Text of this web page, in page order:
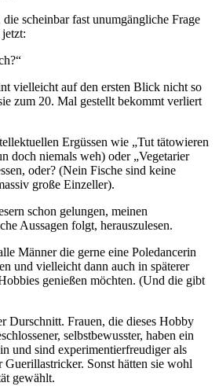
scheinbar fast unumgängliche Frage
vielleicht auf den ersten Blick nicht so
zum 20. Mal gestellt bekommt verliert
Ergüssen wie „Tut tätowieren
doch niemals weh) oder „Vegetarier
oder? (Nein Fische sind keine
große Einzeller).
schon gelungen, meinen
Aussagen folgt, herauszulesen.
Männer die gerne eine Poledancerin
und vielleicht dann auch in späterer
genießen möchten. (Und die gibt
Durschnitt. Frauen, die dieses Hobby
selbstbewusster, haben ein
und sind experimentierfreudiger als
Guerillastricker. Sonst hätten sie wohl
gewählt.